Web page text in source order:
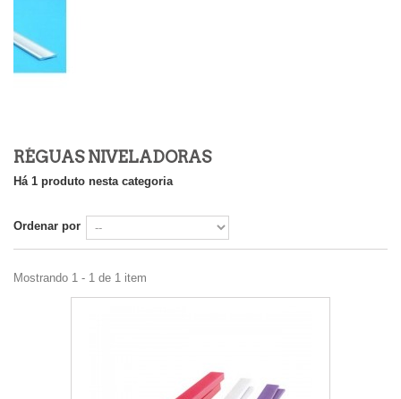
RÉGUAS NIVELADORAS
Há 1 produto nesta categoria
Ordenar por
Mostrando 1 - 1 de 1 item